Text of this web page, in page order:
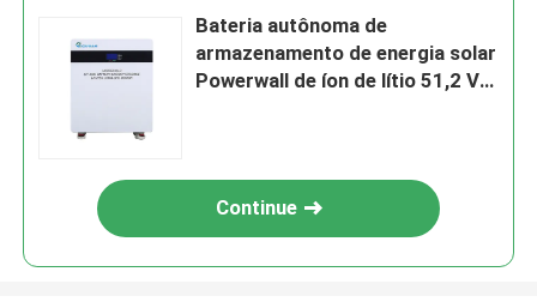
Bateria autônoma de
armazenamento de energia solar
Powerwall de íon de lítio 51,2 V
Continue